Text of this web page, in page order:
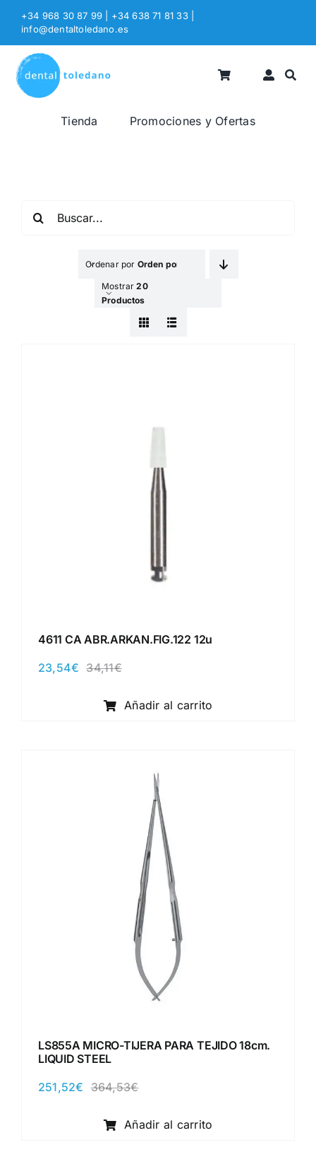
Saltar
contenido
+34 968 30 87 99 | +34 638 71 81 33
info@dentaltoledano.es
Tienda Promociones y Ofertas
Ordenar por Orden por Defecto
Mostrar20
Productos
4611 CA ABR.ARKAN.FIG.122 12u
34,11€El
original
era:
23,54€
El
actual
es:
Añadir al carrito
LS855A MICRO-TIJERA PARA TEJIDO 18cm.
LIQUID STEEL
364,53€El
original
era:
251,52€
El
actual
es:
Añadir al carrito